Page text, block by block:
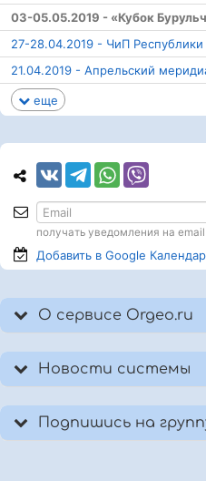
03-05.05.2019 - «Кубок
27-28.04.2019 - ЧиП
21.04.2019 - Апрельский
еще
получать уведомления на email
Добавить в Google
О сервисе Orgeo.ru
Новости системы
Подпишись на